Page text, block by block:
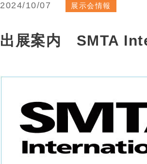
2024/10/07 展示会情報
出展案内 SMTA